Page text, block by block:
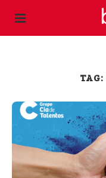
TAG: